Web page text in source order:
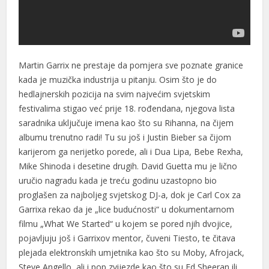
panel
Panel
Panel
oku
Panel
Martin Garrix ne prestaje da pomjera sve poznate granice
kada je muzička industrija u pitanju. Osim što je do
hedlajnerskih pozicija na svim najvećim svjetskim
festivalima stigao već prije 18. rođendana, njegova lista
saradnika uključuje imena kao što su Rihanna, na čijem
albumu trenutno radi! Tu su još i Justin Bieber sa čijom
karijerom ga nerijetko porede, ali i Dua Lipa, Bebe Rexha,
Mike Shinoda i desetine drugih. David Guetta mu je lično
uručio nagradu kada je treću godinu uzastopno bio
proglašen za najboljeg svjetskog DJ-a, dok je Carl Cox za
Garrixa rekao da je „lice budućnosti“ u dokumentarnom
filmu „What We Started“ u kojem se pored njih dvojice,
pojavljuju još i Garrixov mentor, čuveni Tiesto, te čitava
plejada elektronskih umjetnika kao što su Moby, Afrojack,